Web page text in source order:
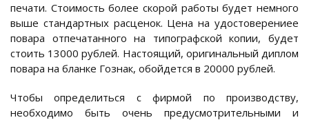
печати. Стоимость более скорой работы будет немного
выше стандартных расценок. Цена на удостоверениее
повара отпечатанного на типографской копии, будет
стоить 13000 рублей. Настоящий, оригинальный диплом
повара на бланке Гознак, обойдется в 20000 рублей.
Чтобы определиться с фирмой по производству,
необходимо быть очень предусмотрительными и